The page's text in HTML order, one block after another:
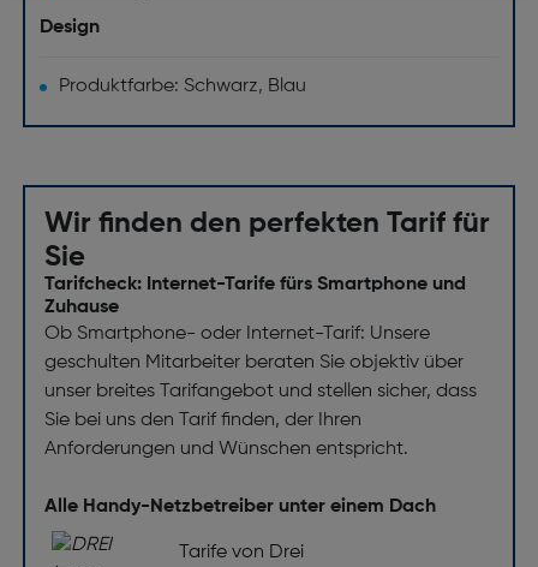
Design
Produktfarbe: Schwarz, Blau
Wir finden den perfekten Tarif für
Sie
Tarifcheck: Internet-Tarife fürs Smartphone und
Zuhause
Ob Smartphone- oder Internet-Tarif: Unsere
geschulten Mitarbeiter beraten Sie objektiv über
unser breites Tarifangebot und stellen sicher, dass
Sie bei uns den Tarif finden, der Ihren
Anforderungen und Wünschen entspricht.
Alle Handy-Netzbetreiber unter einem Dach
Tarife von Drei